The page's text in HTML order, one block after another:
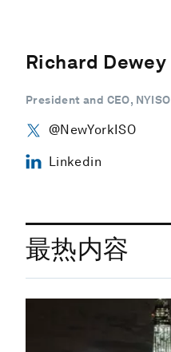
Richard Dewey
President and CEO, NYISO
@NewYorkISO
Linkedin
最热内容